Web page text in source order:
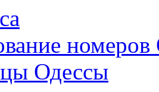
номеров
Одессы